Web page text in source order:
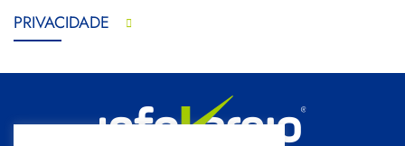
PRIVACIDADE